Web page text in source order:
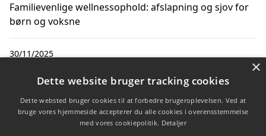
Familievenlige wellnessophold: afslapning og sjov for
børn og voksne
30/11/2025
Sjove vandaktiviteter for børn med de bedste baby
28/11/2025
×
Dette website bruger tracking cookies
Dette websted bruger cookies til at forbedre brugeroplevelsen. Ved at
bruge vores hjemmeside accepterer du alle cookies i overensstemmelse
med vores cookiepolitik. Detaljer